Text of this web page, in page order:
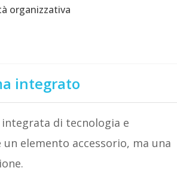
organizzativa
integrato
integrata di tecnologia e
elemento accessorio, ma una